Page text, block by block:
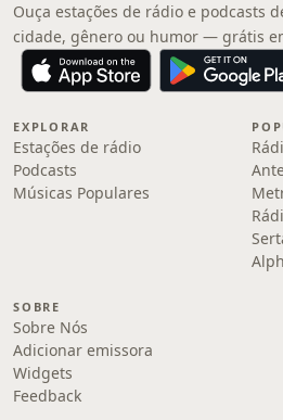
Ouça estações de rádio e podcasts
cidade, gênero ou humor — grátis
EXPLORAR
Estações de rádio
Podcasts
Músicas Populares
SOBRE
Sobre Nós
Adicionar emissora
Widgets
Feedback